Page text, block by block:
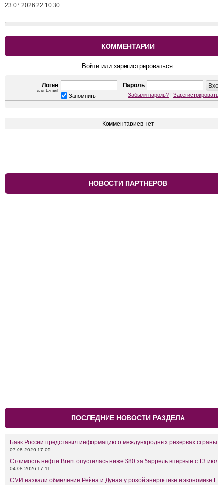
23.07.2026 22:10:30
КОММЕНТАРИИ
Войти или зарегистрироваться.
Логин
или E-mail
Пароль
Запомнить Забыли пароль? |
Комментариев нет
НОВОСТИ ПАРТНЁРОВ
ПОСЛЕДНИЕ НОВОСТИ РАЗДЕЛА
Банк России представил информацию о международных резервах страны
07.08.2026 17:05
Стоимость нефти Brent опустилась ниже $80 за баррель впервые с 13
04.08.2026 17:11
СМИ назвали обмеление Рейна и Дуная угрозой энергетике и экономике